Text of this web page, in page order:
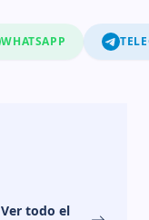
WHATSAPP
Ver todo el